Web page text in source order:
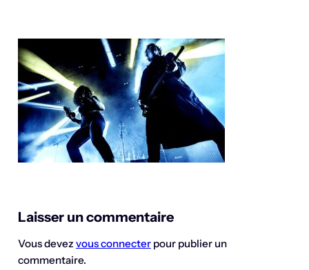
Laisser un commentaire
Vous devez vous connecterpour publier un
commentaire.